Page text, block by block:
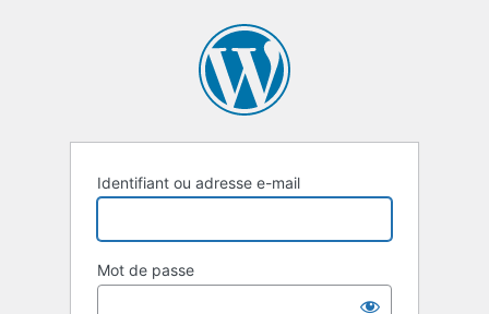
Identifiant ou adresse e-mail
Mot de passe